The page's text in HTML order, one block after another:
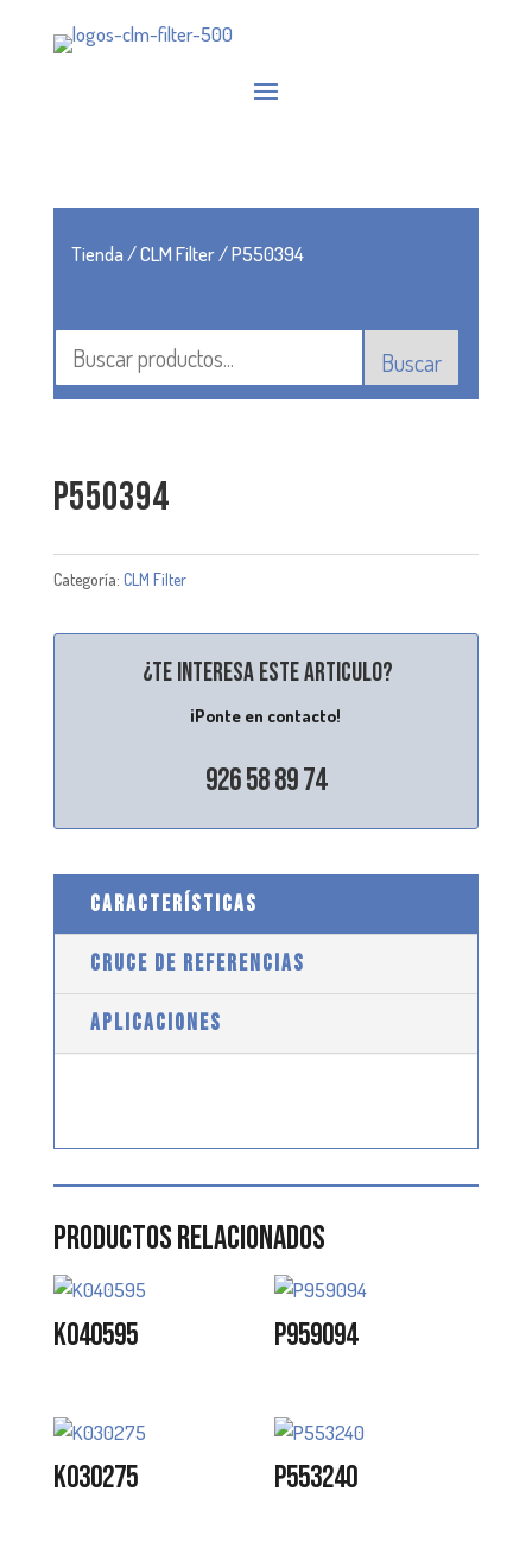
Tienda/CLM Filter/ P550394
Buscar
P550394
Categoría: CLM Filter
¿Te interesa este articulo?
¡Ponte en contacto!
926 58 89 74
CARACTERÍSTICAS
CRUCE DE REFERENCIAS
APLICACIONES
Productos relacionados
K040595 P959094
K030275 P553240